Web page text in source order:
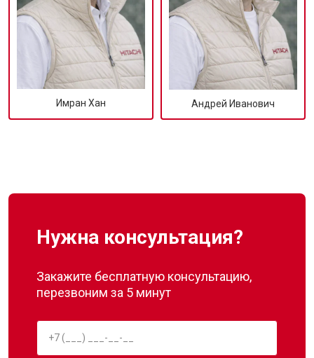
Имран Хан Андрей Иванович
Нужна консультация?
Закажите бесплатную консультацию,
перезвоним за 5 минут